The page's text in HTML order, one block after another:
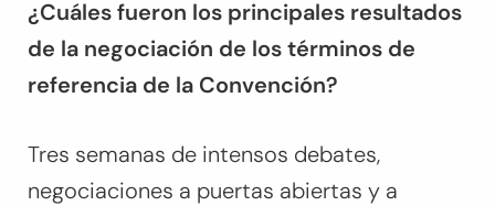
¿Cuáles fueron los principales resultados
de la negociación de los términos de
referencia de la Convención?
Tres semanas de intensos debates,
negociaciones a puertas abiertas y a